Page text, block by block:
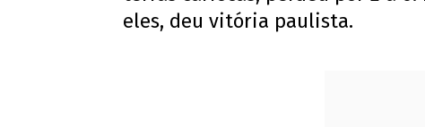
eles, deu vitória paulista.